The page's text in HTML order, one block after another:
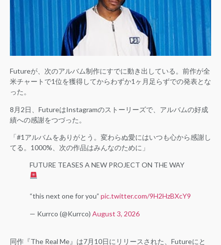
Futureが、次のアルバム制作にすでに動き出している。前作が全
米チャートで1位を獲得してからわずか1ヶ月足らずでの発表とな
った。
8月2日、FutureはInstagramのストーリーズで、アルバムの好成
績への感謝をつづった。
「#1アルバムをありがとう。変わらぬ愛にはいつも心から感謝し
てる。1000%、次の作品はみんなのために」
FUTURE TEASES A NEW PROJECT ON THE WAY
“this next one for you” pic.twitter.com/9H2HzBXcY9
— Kurrco (@Kurrco) August 3, 2026
同作『The Real Me』は7月10日にリリースされた、Futureにと